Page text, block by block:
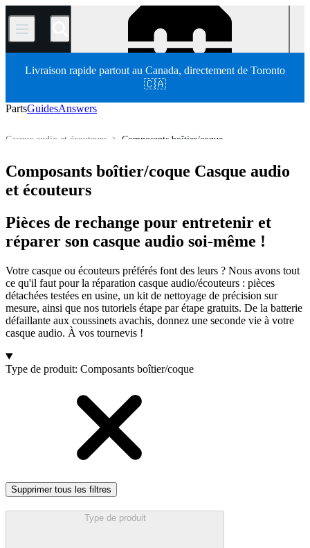
/
Livraison rapide partout au Canada, directement de Toronto
🇨🇦
PartsGuidesAnswers
Composants boîtier/coque
Casque audio et écouteurs
Composants boîtier/coque Casque audio
et écouteurs
Pièces de rechange pour entretenir et
réparer son casque audio soi-même !
Votre casque ou écouteurs préférés font des leurs ? Nous avons tout
ce qu'il faut pour la réparation casque audio/écouteurs : pièces
détachées testées en usine, un kit de nettoyage de précision sur
mesure, ainsi que nos tutoriels étape par étape gratuits. De la batterie
défaillante aux coussinets avachis, donnez une seconde vie à votre
casque audio. À vos tournevis !
Products
Type de produit: Composants boîtier/coque
Supprimer tous les filtres
Type de produit